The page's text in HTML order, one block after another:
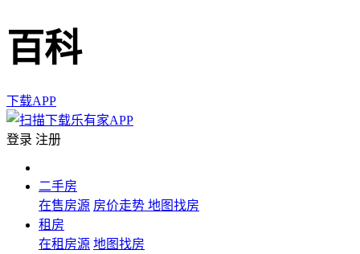
百科
下载APP
登录 注册
二手房
在售房源 房价走势 地图找房
租房
在租房源 地图找房